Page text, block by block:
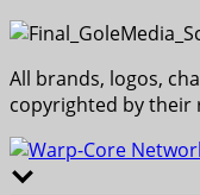
All brands, logos,
copyrighted by their